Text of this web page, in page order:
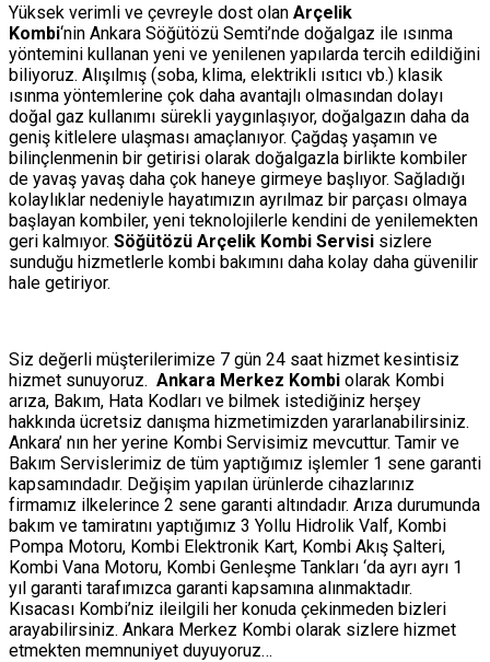
Yüksek verimli ve çevreyle dost olan Arçelik
Kombi‘nin Ankara Söğütözü Semti’nde doğalgaz ile ısınma
yöntemini kullanan yeni ve yenilenen yapılarda tercih edildiğini
biliyoruz. Alışılmış (soba, klima, elektrikli ısıtıcı vb.) klasik
ısınma yöntemlerine çok daha avantajlı olmasından dolayı
doğal gaz kullanımı sürekli yaygınlaşıyor, doğalgazın daha da
geniş kitlelere ulaşması amaçlanıyor. Çağdaş yaşamın ve
bilinçlenmenin bir getirisi olarak doğalgazla birlikte kombiler
de yavaş yavaş daha çok haneye girmeye başlıyor. Sağladığı
kolaylıklar nedeniyle hayatımızın ayrılmaz bir parçası olmaya
başlayan kombiler, yeni teknolojilerle kendini de yenilemekten
geri kalmıyor. Söğütözü Arçelik Kombi Servisi sizlere
sunduğu hizmetlerle kombi bakımını daha kolay daha güvenilir
hale getiriyor.
Siz değerli müşterilerimize 7 gün 24 saat hizmet kesintisiz
hizmet sunuyoruz. Ankara Merkez Kombi olarak Kombi
arıza, Bakım, Hata Kodları ve bilmek istediğiniz herşey
hakkında ücretsiz danışma hizmetimizden yararlanabilirsiniz.
Ankara’ nın her yerine Kombi Servisimiz mevcuttur. Tamir ve
Bakım Servislerimiz de tüm yaptığımız işlemler 1 sene garanti
kapsamındadır. Değişim yapılan ürünlerde cihazlarınız
firmamız ilkelerince 2 sene garanti altındadır. Arıza durumunda
bakım ve tamiratını yaptığımız 3 Yollu Hidrolik Valf, Kombi
Pompa Motoru, Kombi Elektronik Kart, Kombi Akış Şalteri,
Kombi Vana Motoru, Kombi Genleşme Tankları ‘da ayrı ayrı 1
yıl garanti tarafımızca garanti kapsamına alınmaktadır.
Kısacası Kombi’niz ileilgili her konuda çekinmeden bizleri
arayabilirsiniz. Ankara Merkez Kombi olarak sizlere hizmet
etmekten memnuniyet duyuyoruz…